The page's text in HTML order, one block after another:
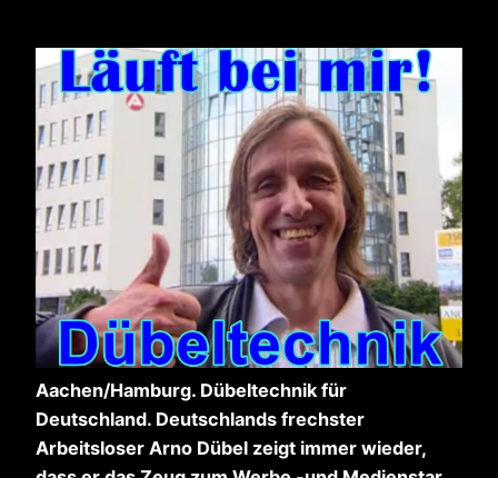
Aachen/Hamburg. Dübeltechnik für
Deutschland. Deutschlands frechster
Arbeitsloser Arno Dübel zeigt immer wieder,